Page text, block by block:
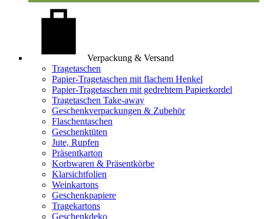
Verpackung & Versand
Tragetaschen
Papier-Tragetaschen mit flachem Henkel
Papier-Tragetaschen mit gedrehtem Papierkordel
Tragetaschen Take-away
Geschenkverpackungen & Zubehör
Flaschentaschen
Geschenktüten
Jute, Rupfen
Präsentkarton
Korbwaren & Präsentkörbe
Klarsichtfolien
Weinkartons
Geschenkpapiere
Tragekartons
Geschenkdeko